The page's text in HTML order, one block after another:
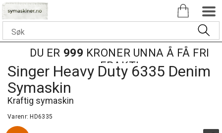
DU ER 999 KRONER UNNA Å FÅ FRI
FRAKT!
Singer Heavy Duty 6335 Denim
Symaskin
Kraftig symaskin
Varenr: HD6335